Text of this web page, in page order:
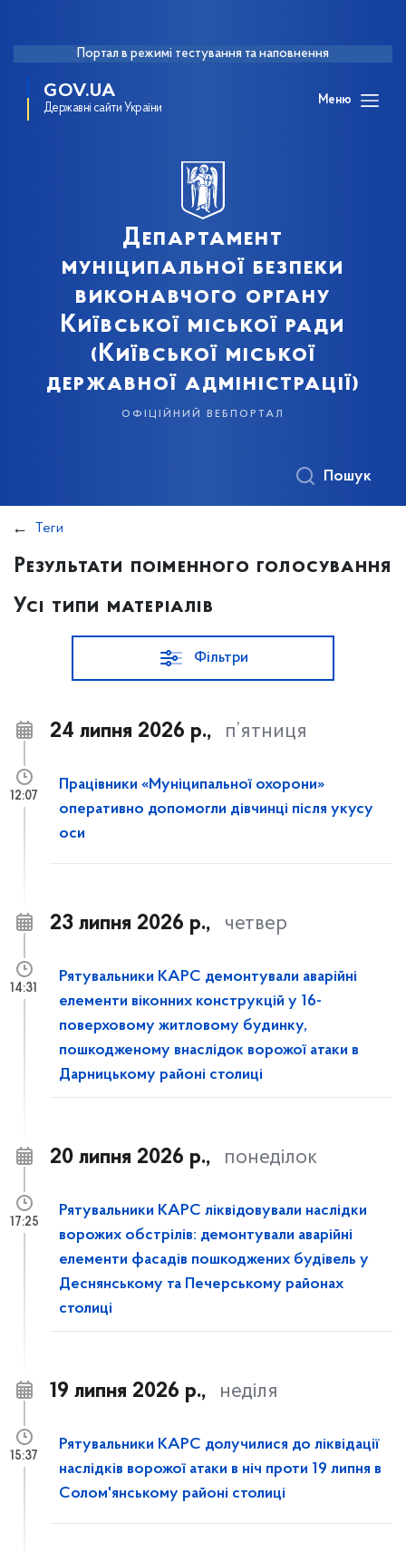
Портал в режимі тестування та наповнення
GOV.UA
Державні сайти України
Меню
Департамент
муніципальної безпеки
виконавчого органу
Київської міської ради
(Київської міської
державної адміністрації)
офіційний вебпортал
Пошук
Теги
Результати поіменного голосування
Усі типи матеріалів
Фільтри
24 липня 2026 р., п’ятниця
Працівники «Муніципальної охорони»
оперативно допомогли дівчинці після укусу
оси
12:07
23 липня 2026 р., четвер
Рятувальники КАРС демонтували аварійні
елементи віконних конструкцій у 16-
поверховому житловому будинку,
пошкодженому внаслідок ворожої атаки в
Дарницькому районі столиці
14:31
20 липня 2026 р., понеділок
Рятувальники КАРС ліквідовували наслідки
ворожих обстрілів: демонтували аварійні
елементи фасадів пошкоджених будівель у
Деснянському та Печерському районах
столиці
17:25
19 липня 2026 р., неділя
Рятувальники КАРС долучилися до ліквідації
наслідків ворожої атаки в ніч проти 19 липня в
Солом'янському районі столиці
15:37